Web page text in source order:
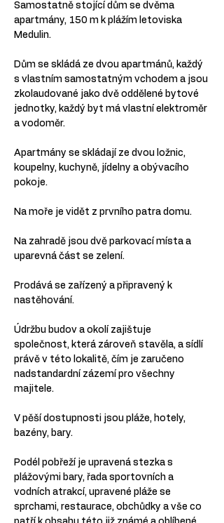
Samostatně stojící dům se dvěma
apartmány, 150 m k plážím letoviska
Medulin.
Dům se skládá ze dvou apartmánů, každý
s vlastním samostatným vchodem a jsou
zkolaudované jako dvě oddělené bytové
jednotky, každý byt má vlastní elektroměr
a vodoměr.
Apartmány se skládají ze dvou ložnic,
koupelny, kuchyně, jídelny a obývacího
pokoje.
Na moře je vidět z prvního patra domu.
Na zahradě jsou dvě parkovací místa a
uparevná část se zelení.
Prodává se zařízený a připravený k
nastěhování.
Údržbu budov a okolí zajištuje
společnost, která zároveň stavěla, a sídlí
právě v této lokalitě, čím je zaručeno
nadstandardní zázemí pro všechny
majitele.
V pěší dostupnosti jsou pláže, hotely,
bazény, bary.
Podél pobřeží je upravená stezka s
plážovými bary, řada sportovních a
vodních atrakcí, upravené pláže se
sprchami, restaurace, obchůdky a vše co